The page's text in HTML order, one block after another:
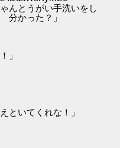
んとうがい手洗いをし
分かった？」
」
といてくれな！」